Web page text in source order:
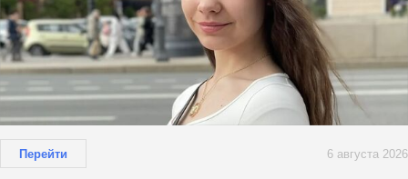
Перейти 6 августа 2026